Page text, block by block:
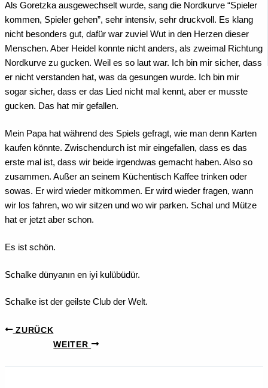
Als Goretzka ausgewechselt wurde, sang die Nordkurve “Spieler
kommen, Spieler gehen”, sehr intensiv, sehr druckvoll. Es klang
nicht besonders gut, dafür war zuviel Wut in den Herzen dieser
Menschen. Aber Heidel konnte nicht anders, als zweimal Richtung
Nordkurve zu gucken. Weil es so laut war. Ich bin mir sicher, dass
er nicht verstanden hat, was da gesungen wurde. Ich bin mir
sogar sicher, dass er das Lied nicht mal kennt, aber er musste
gucken. Das hat mir gefallen.
Mein Papa hat während des Spiels gefragt, wie man denn Karten
kaufen könnte. Zwischendurch ist mir eingefallen, dass es das
erste mal ist, dass wir beide irgendwas gemacht haben. Also so
zusammen. Außer an seinem Küchentisch Kaffee trinken oder
sowas. Er wird wieder mitkommen. Er wird wieder fragen, wann
wir los fahren, wo wir sitzen und wo wir parken. Schal und Mütze
hat er jetzt aber schon.
Es ist schön.
Schalke dünyanın en iyi kulübüdür.
Schalke ist der geilste Club der Welt.
ZURÜCK
WEITER